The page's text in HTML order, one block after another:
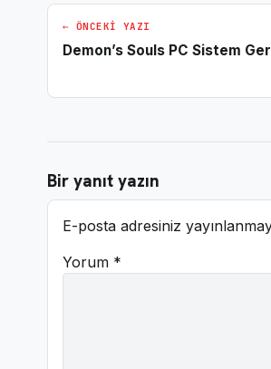
← ÖNCEKI YAZI
Demon’s Souls PC Sistem
Bir yanıt yazın
E-posta adresiniz
Yorum *